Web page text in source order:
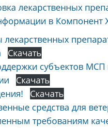
лекарственных
в Компонент
Скачать
субъектов МСП
Скачать
Скачать
средства для
требованиям